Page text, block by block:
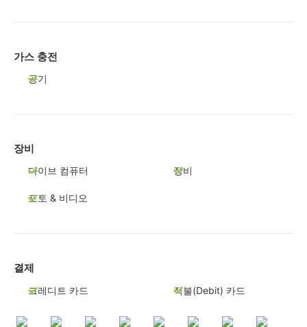
가스 충전
공기
장비
다이브 컴퓨터 장비
포토 & 비디오
결제
크레디트 카드 직불(Debit) 카드